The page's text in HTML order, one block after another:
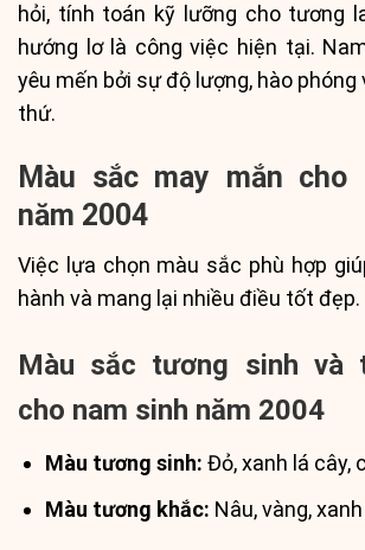
hỏi, tính toán kỹ lưỡng cho tương
hướng lơ là công việc hiện tại.
yêu mến bởi sự độ lượng, hào
thứ.
Màu sắc may mắn cho
năm 2004
Việc lựa chọn màu sắc phù hợp
hành và mang lại nhiều điều tốt đẹp.
Màu sắc tương sinh và
cho nam sinh năm 2004
Màu tương sinh: Đỏ, xanh lá cây,
Màu tương khắc: Nâu, vàng,